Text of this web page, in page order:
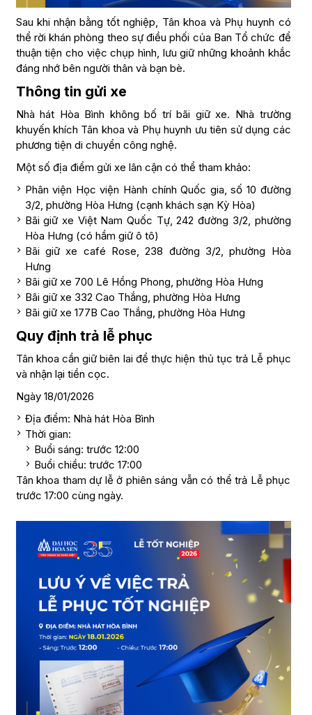
Sau khi nhận bằng tốt nghiệp, Tân khoa và Phụ huynh có
thể rời khán phòng theo sự điều phối của Ban Tổ chức để
thuận tiện cho việc chụp hình, lưu giữ những khoảnh khắc
đáng nhớ bên người thân và bạn bè.
Thông tin gửi xe
Nhà hát Hòa Bình không bố trí bãi giữ xe. Nhà trường
khuyến khích Tân khoa và Phụ huynh ưu tiên sử dụng các
phương tiện di chuyển công nghệ.
Một số địa điểm gửi xe lân cận có thể tham khảo:
Phân viện Học viện Hành chính Quốc gia, số 10 đường
3/2, phường Hòa Hưng (cạnh khách sạn Kỳ Hòa)
Bãi giữ xe Việt Nam Quốc Tự, 242 đường 3/2, phường
Hòa Hưng (có hầm giữ ô tô)
Bãi giữ xe café Rose, 238 đường 3/2, phường Hòa
Hưng
Bãi giữ xe 700 Lê Hồng Phong, phường Hòa Hưng
Bãi giữ xe 332 Cao Thắng, phường Hòa Hưng
Bãi giữ xe 177B Cao Thắng, phường Hòa Hưng
Quy định trả lễ phục
Tân khoa cần giữ biên lai để thực hiện thủ tục trả Lễ phục
và nhận lại tiền cọc.
Ngày 18/01/2026
Địa điểm: Nhà hát Hòa Bình
Thời gian:
Buổi sáng: trước 12:00
Buổi chiều: trước 17:00
Tân khoa tham dự lễ ở phiên sáng vẫn có thể trả Lễ phục
trước 17:00 cùng ngày.